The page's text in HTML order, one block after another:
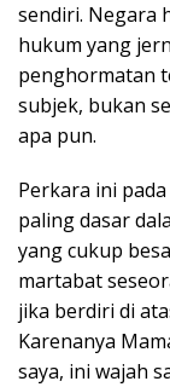
sendiri. Negara
hukum yang
penghormatan
subjek, bukan
apa pun.
Perkara ini
paling dasar
yang cukup
martabat
jika berdiri di
Karenanya
saya, ini wajah